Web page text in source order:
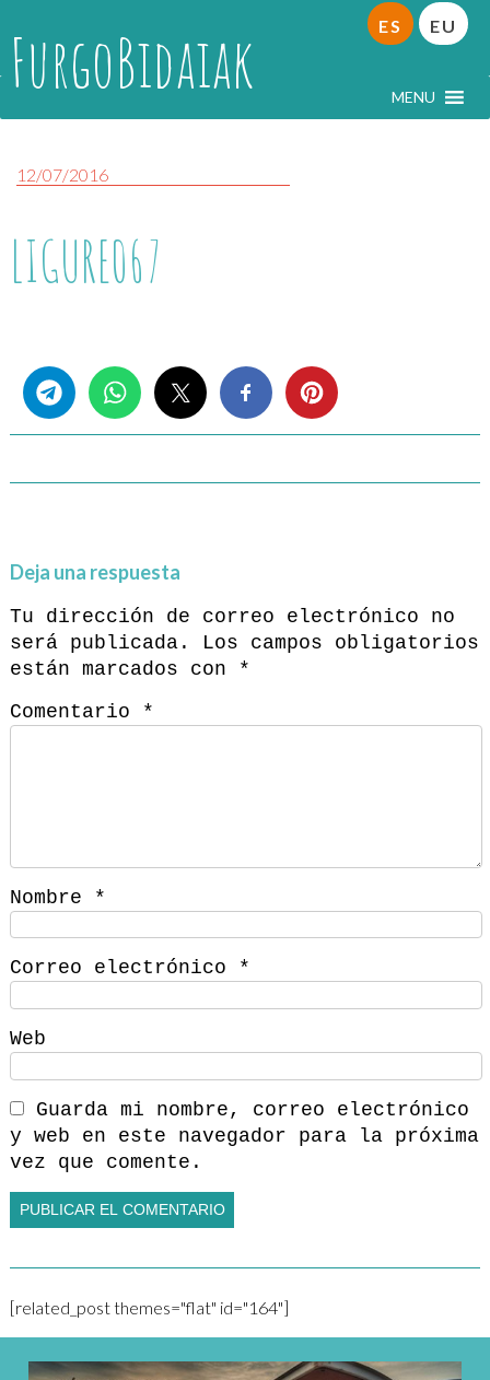
FurgoBidaiak MENU
ES EU
12/07/2016
LIGURE067
Deja una respuesta
Tu dirección de correo electrónico no
será publicada.
Los campos obligatorios
están marcados con
*
Comentario
*
Nombre *
Correo electrónico *
Web
Guarda mi nombre, correo electrónico
y web en este navegador para la próxima
vez que comente.
[related_post themes="flat" id="164"]